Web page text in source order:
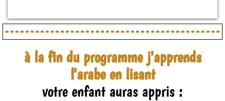
à la fin du programme j'apprends
l'arabe en lisant
votre enfant auras appris :